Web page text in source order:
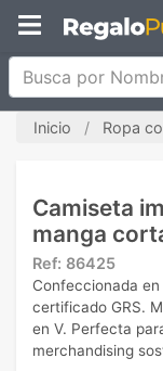
Busca por
Inicio Ropa
Camiseta
manga
Ref: 86425
Confeccionada
certificado GRS.
en V. Perfecta
merchandising